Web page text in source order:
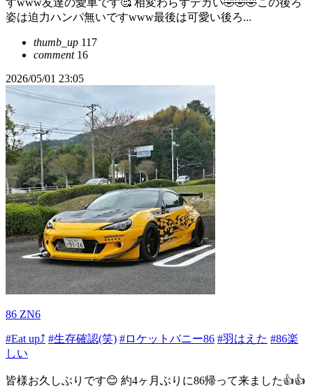
姿は迫力ハンパ無いですwww最後は可愛い後ろ...
thumb_up 117
comment16
2026/05/01 23:05
86 ZN6
#Eat up⤴ #生存確認(笑) #ロケットバニー86 #羽はえた #86楽
しい
皆様お久しぶりです😊 約4ヶ月ぶりに86帰って来ました👍👍